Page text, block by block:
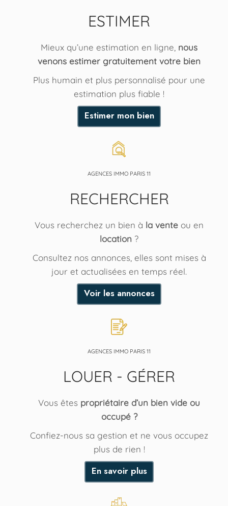
ESTIMER
Mieux qu’une estimation en ligne, nous
venons estimer gratuitement votre bien
Plus humain et plus personnalisé pour une
estimation plus fiable !
Estimer mon bien
AGENCES IMMO PARIS 11
RECHERCHER
Vous recherchez un bien à la vente ou en
location ?
Consultez nos annonces, elles sont mises à
jour et actualisées en temps réel.
Voir les annonces
AGENCES IMMO PARIS 11
LOUER - GÉRER
Vous êtes propriétaire d’un bien vide ou
occupé ?
Confiez-nous sa gestion et ne vous occupez
plus de rien !
En savoir plus